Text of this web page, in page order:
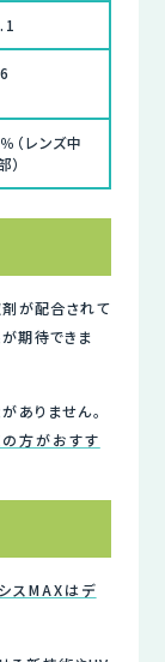
（レンズ中
）
剤が配合されて
期待できま
ありません。
方がおすす
スMAXはデ